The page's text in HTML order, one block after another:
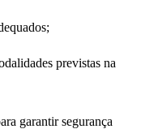
previstas na
garantir segurança